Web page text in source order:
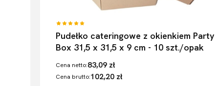
Pudełko cateringowe z okienkiem Party
Box 31,5 x 31,5 x 9 cm - 10 szt./opak
Cena netto:83,09 zł
Cena brutto:102,20 zł